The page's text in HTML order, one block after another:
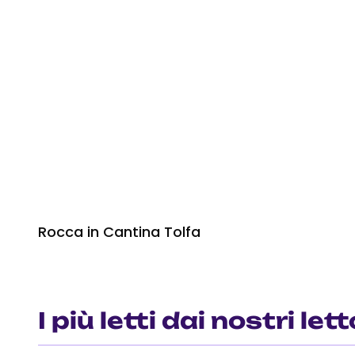
Rocca in Cantina Tolfa
I più letti dai nostri